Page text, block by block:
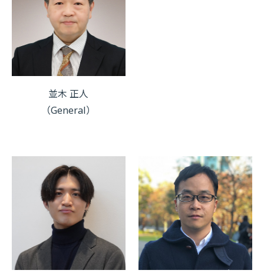
並木 正人
（General）